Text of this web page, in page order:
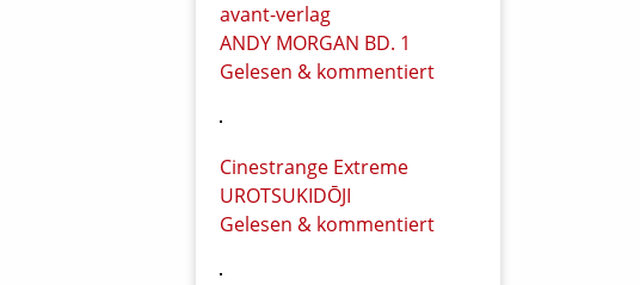
avant-verlag
ANDY MORGAN BD. 1
Gelesen & kommentiert
Cinestrange Extreme
UROTSUKIDŌJI
Gelesen & kommentiert